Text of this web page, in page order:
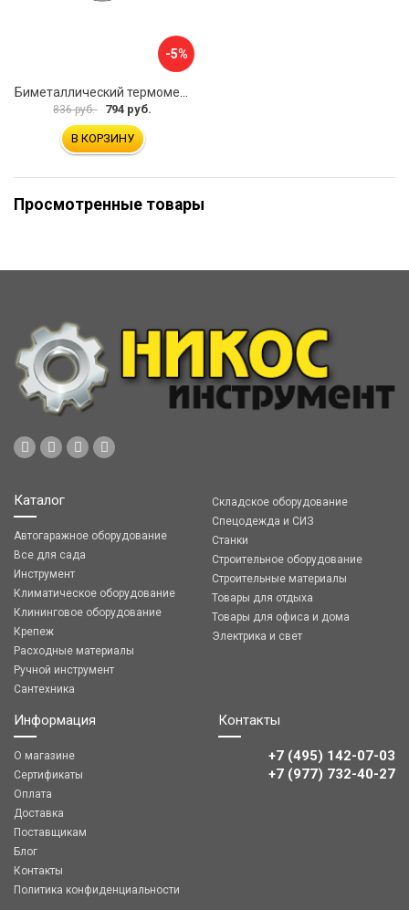
-5%
836 руб. 794 руб.
В КОРЗИНУ
Просмотренные товары
Каталог
Автогаражное оборудование
Все для сада
Инструмент
Климатическое оборудование
Клининговое оборудование
Крепеж
Расходные материалы
Ручной инструмент
Сантехника
Складское оборудование
Спецодежда и СИЗ
Станки
Строительное оборудование
Строительные материалы
Товары для отдыха
Товары для офиса и дома
Электрика и свет
Информация
О магазине
Сертификаты
Оплата
Доставка
Поставщикам
Блог
Контакты
Политика конфиденциальности
Контакты
+7 (495) 142-07-03
‎‎+7 (977) 732-40-27